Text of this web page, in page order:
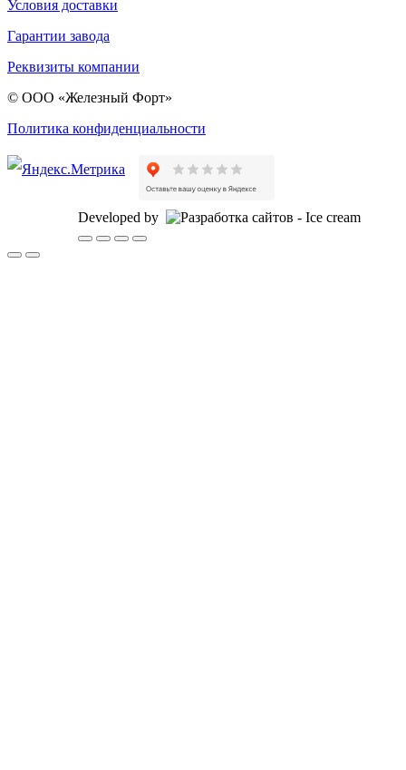
Условия доставки
Гарантии завода
Реквизиты компании
© ООО «Железный Форт»
Политика конфиденциальности
Developed by